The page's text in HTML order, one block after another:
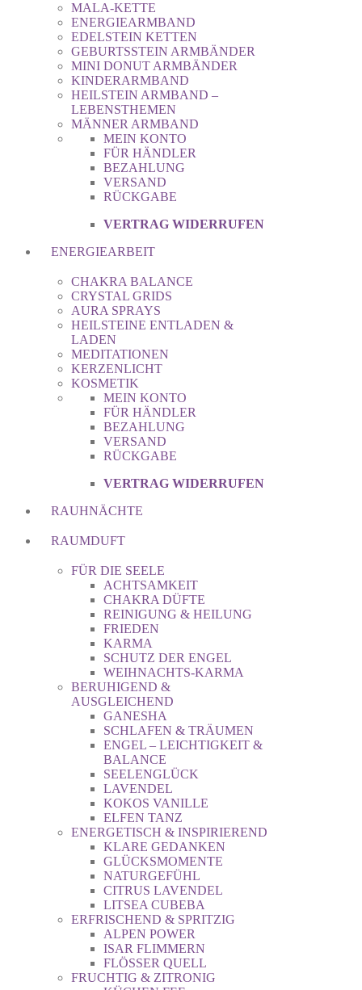
MALA-KETTE
ENERGIEARMBAND
EDELSTEIN KETTEN
GEBURTSSTEIN ARMBÄNDER
MINI DONUT ARMBÄNDER
KINDERARMBAND
HEILSTEIN ARMBAND –
LEBENSTHEMEN
MÄNNER ARMBAND
MEIN KONTO
FÜR HÄNDLER
BEZAHLUNG
VERSAND
RÜCKGABE
VERTRAG WIDERRUFEN
ENERGIEARBEIT
CHAKRA BALANCE
CRYSTAL GRIDS
AURA SPRAYS
HEILSTEINE ENTLADEN &
LADEN
MEDITATIONEN
KERZENLICHT
KOSMETIK
MEIN KONTO
FÜR HÄNDLER
BEZAHLUNG
VERSAND
RÜCKGABE
VERTRAG WIDERRUFEN
RAUHNÄCHTE
RAUMDUFT
FÜR DIE SEELE
ACHTSAMKEIT
CHAKRA DÜFTE
REINIGUNG & HEILUNG
FRIEDEN
KARMA
SCHUTZ DER ENGEL
WEIHNACHTS-KARMA
BERUHIGEND &
AUSGLEICHEND
GANESHA
SCHLAFEN & TRÄUMEN
ENGEL – LEICHTIGKEIT &
BALANCE
SEELENGLÜCK
LAVENDEL
KOKOS VANILLE
ELFEN TANZ
ENERGETISCH & INSPIRIEREND
KLARE GEDANKEN
GLÜCKSMOMENTE
NATURGEFÜHL
CITRUS LAVENDEL
LITSEA CUBEBA
ERFRISCHEND & SPRITZIG
ALPEN POWER
ISAR FLIMMERN
FLÖSSER QUELL
FRUCHTIG & ZITRONIG